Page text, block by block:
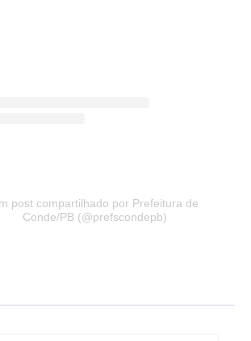
post compartilhado por Prefeitura de
Conde/PB (@prefscondepb)